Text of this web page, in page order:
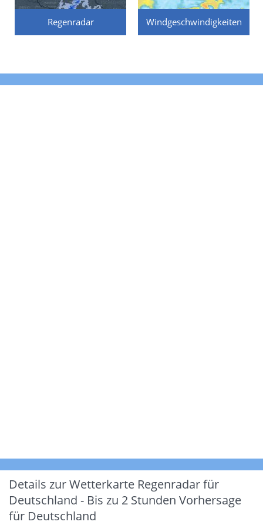
Regenradar Windgeschwindigkeiten
Details zur Wetterkarte Regenradar für
Deutschland - Bis zu 2 Stunden Vorhersage
für Deutschland